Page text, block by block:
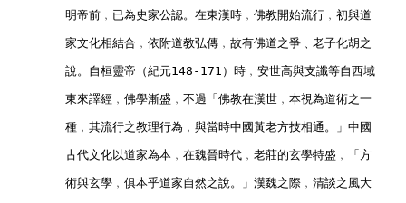
        明帝前﹐已為史家公認。在東漢時﹐佛教開始流行﹐初與道
        家文化相結合﹐依附道教弘傳﹐故有佛道之爭﹑老子化胡之
        說。自桓靈帝（紀元148-171）時﹐安世高與支讖等自西域
        東來譯經﹐佛學漸盛﹐不過「佛教在漢世﹐本視為道術之一
        種﹐其流行之教理行為﹐與當時中國黃老方技相通。」中國
        古代文化以道家為本﹐在魏晉時代﹐老莊的玄學特盛﹐「方
        術與玄學﹐俱本乎道家自然之說。」漢魏之際﹐清談之風大